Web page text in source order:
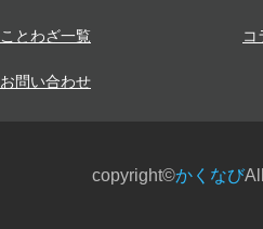
ことわざ一覧 コ
お問い合わせ
copyright©かくなび